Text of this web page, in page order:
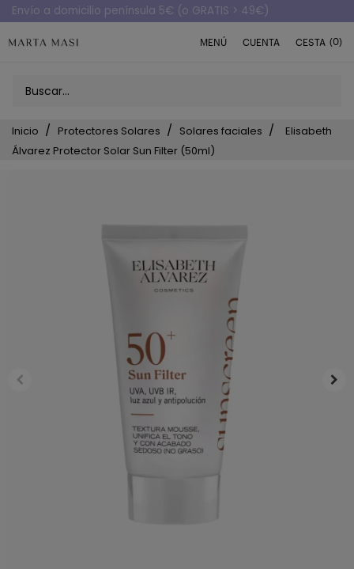
Envío a domicilio península 5€ (o GRATIS > 49€)
MENÚ CUENTA CESTA (0)
Inicio Protectores Solares Solares faciales
Elisabeth
Álvarez Protector Solar Sun Filter (50ml)